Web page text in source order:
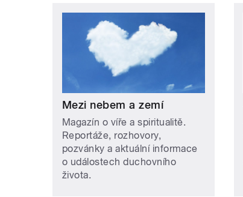
Mezi nebem a zemí
Magazín o víře a spiritualitě.
Reportáže, rozhovory,
pozvánky a aktuální informace
o událostech duchovního
života.